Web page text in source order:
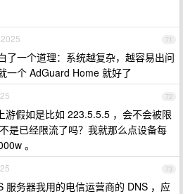
71
了一个道理：系统越复杂，越容易出问
一个 AdGuard Home 就好了
72
游假如是比如 223.5.5.5 ，会不会被限
是已经限流了吗？我就那么点设备每
。
73
服务器我用的电信运营商的 DNS ，应